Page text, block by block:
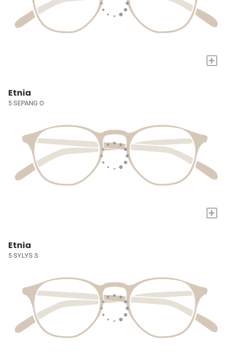
+
Etnia
5 SEPANG O
+
Etnia
5 SYLYS S